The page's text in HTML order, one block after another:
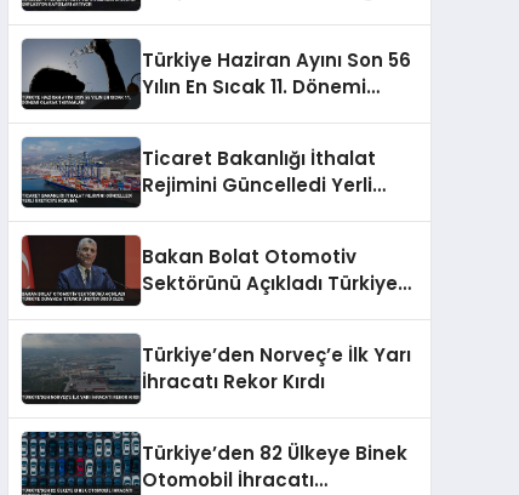
Türkiye Haziran Ayını Son 56
Yılın En Sıcak 11. Dönemi
Ticaret Bakanlığı İthalat
Rejimini Güncelledi Yerli
Bakan Bolat Otomotiv
Sektörünü Açıkladı Türkiye
Türkiye’den Norveç’e İlk Yarı
İhracatı Rekor Kırdı
Türkiye’den 82 Ülkeye Binek
Otomobil İhracatı